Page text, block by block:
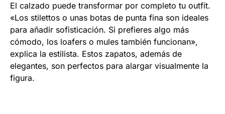
El calzado puede transformar por completo tu outfit.
«Los stilettos o unas botas de punta fina son ideales
para añadir sofisticación. Si prefieres algo más
cómodo, los loafers o mules también funcionan»,
explica la estilista. Estos zapatos, además de
elegantes, son perfectos para alargar visualmente la
figura.